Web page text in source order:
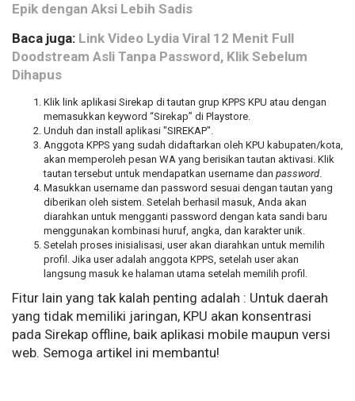
Epik dengan Aksi Lebih Sadis
Baca juga: Link Video Lydia Viral 12 Menit Full
Doodstream Asli Tanpa Password, Klik Sebelum
Dihapus
Klik link aplikasi Sirekap di tautan grup KPPS KPU atau dengan
memasukkan keyword “Sirekap” di Playstore.
Unduh dan install aplikasi "SIREKAP".
Anggota KPPS yang sudah didaftarkan oleh KPU kabupaten/kota,
akan memperoleh pesan WA yang berisikan tautan aktivasi. Klik
tautan tersebut untuk mendapatkan username dan password.
Masukkan username dan password sesuai dengan tautan yang
diberikan oleh sistem. Setelah berhasil masuk, Anda akan
diarahkan untuk mengganti password dengan kata sandi baru
menggunakan kombinasi huruf, angka, dan karakter unik.
Setelah proses inisialisasi, user akan diarahkan untuk memilih
profil. Jika user adalah anggota KPPS, setelah user akan
langsung masuk ke halaman utama setelah memilih profil.
Fitur lain yang tak kalah penting adalah : Untuk daerah
yang tidak memiliki jaringan, KPU akan konsentrasi
pada Sirekap offline, baik aplikasi mobile maupun versi
web. Semoga artikel ini membantu!